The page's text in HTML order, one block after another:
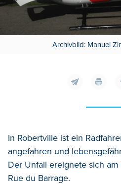
Archivbild: Manuel
In Robertville ist ein
angefahren und
Der Unfall ereignete sich
Rue du Barrage.